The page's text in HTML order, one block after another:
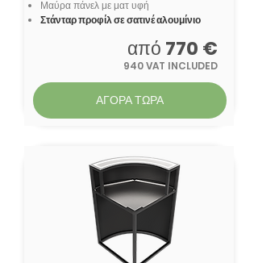
Μαύρα πάνελ με ματ υφή
Στάνταρ προφίλ σε σατινέ αλουμίνιο
από 770 €
940 VAT INCLUDED
ΑΓΟΡΑ ΤΩΡΑ